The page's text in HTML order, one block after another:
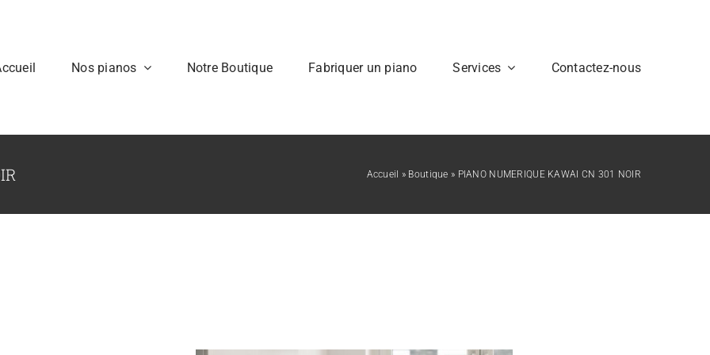
Nos pianos Notre Boutique Fabriquer un piano Services Contactez-nous
Accueil » Boutique » PIANO NUMERIQUE KAWAI CN 301 NOIR